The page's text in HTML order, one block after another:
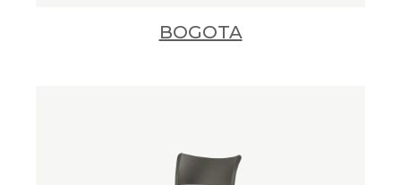
BOGOTA